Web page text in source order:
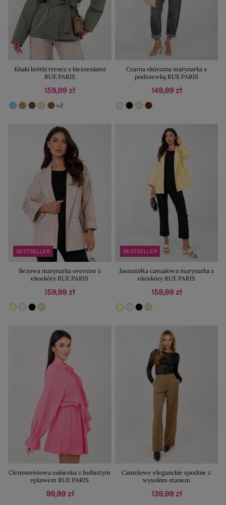
Khaki krótki trencz z kieszeniami
RUE PARIS
159,99 zł
+2
Czarna skórzana marynarka z
podszewką RUE PARIS
149,99 zł
BESTSELLER
Beżowa marynarka oversize z
ekoskóry RUE PARIS
159,99 zł
BESTSELLER
Jasnożółta casualowa marynarka z
ekoskóry RUE PARIS
159,99 zł
Ciemnoróżowa sukienka z bufiastym
rękawem RUE PARIS
99,99 zł
Camelowe eleganckie spodnie z
wysokim stanem
139,99 zł